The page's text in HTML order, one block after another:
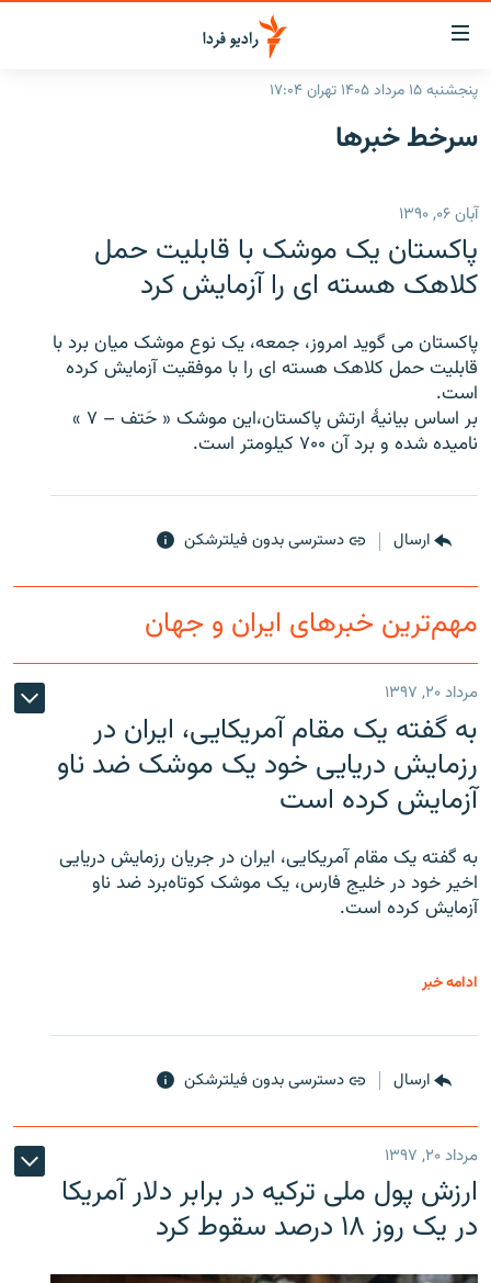
لینک‌های
قابلیت
دسترسی
بازگشت
اصلی
رفتن
به
صفحه
ایران
رادیو
انتخاب کنید و بشنوید
فرکانس‌ها
پادکست
گزارش‌های تصویری
گزارش‌های ویدئویی
زنان فردا
English
زبان‌های دیگر
پنجشنبه ۱۵ مرداد ۱۴۰۵ تهران ۱۷:۰۴
سرخط‌ خبرها
آبان ۰۶, ۱۳۹۰
پاکستان یک موشک با قابلیت حمل
کلاهک هسته ای را آزمایش کرد
پاکستان می گوید امروز، جمعه، یک نوع موشک میان برد با
قابلیت حمل کلاهک هسته ای را با موفقیت آزمایش کرده
است.
بر اساس بیانیۀ ارتش پاکستان،‌این موشک « حَتف – ۷ »
نامیده شده و برد آن ۷۰۰ کیلومتر است.
ارسال دسترسی بدون فیلترشکن
مهم‌ترین خبرهای ایران و جهان
مرداد ۲۰, ۱۳۹۷
به گفته یک مقام آمریکایی، ایران در
رزمایش دریایی خود یک موشک ضد ناو
آزمایش کرده است
به گفته یک مقام آمریکایی، ایران در جریان رزمایش دریایی
اخیر خود در خلیج فارس، یک موشک کوتاه‌برد ضد ناو
آزمایش کرده است.
ادامه خبر
ارسال دسترسی بدون فیلترشکن
مرداد ۲۰, ۱۳۹۷
ارزش پول ملی ترکیه در برابر دلار آمریکا
در یک روز ۱۸ درصد سقوط کرد